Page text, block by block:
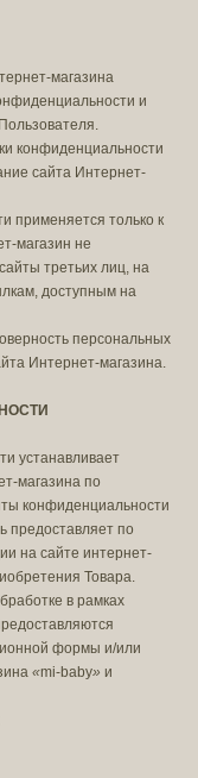
магазина
и
конфиденциальности
сайта Интернет-
применяется только к
магазин не
третьих лиц, на
доступным на
персональных
Интернет-магазина.
устанавливает
магазина по
конфиденциальности
предоставляет по
на сайте интернет-
Товара.
в рамках
формы и/или
«mi-baby» и